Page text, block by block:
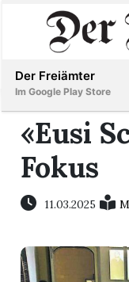
Immobilien
Veranstaltungen
Stellen
«Eusi
Fokus
11.03.2025
Der Freiämter
Im Google Play Store